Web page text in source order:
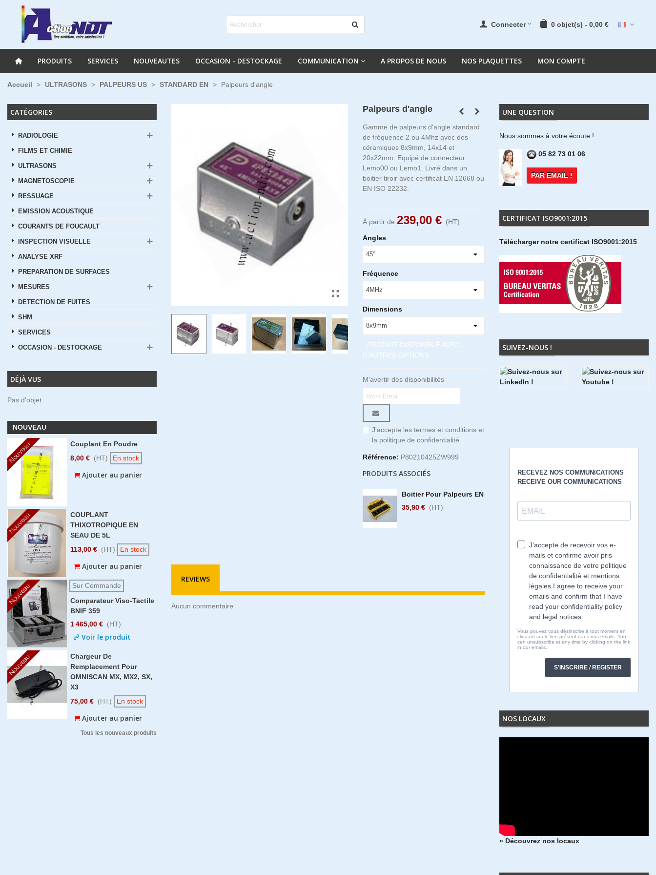
Connecter 0 objet(s) - 0,00 €
PRODUITS SERVICES NOUVEAUTES OCCASION - DESTOCKAGE COMMUNICATION A PROPOS DE NOUS NOS PLAQUETTES MON COMPTE
Accueil > ULTRASONS > PALPEURS US > STANDARD EN > Palpeurs d'angle
CATÉGORIES
RADIOLOGIE
FILMS ET CHIMIE
ULTRASONS
MAGNETOSCOPIE
RESSUAGE
EMISSION ACOUSTIQUE
COURANTS DE FOUCAULT
INSPECTION VISUELLE
ANALYSE XRF
PREPARATION DE SURFACES
MESURES
DETECTION DE FUITES
SHM
SERVICES
OCCASION - DESTOCKAGE
DÉJÀ VUS
Pas d'objet
NOUVEAU
Nouveau
Couplant En Poudre
8,00 € (HT) En stock
Ajouter au panier
Nouveau
COUPLANT
THIXOTROPIQUE EN
SEAU DE 5L
113,00 € (HT) En stock
Ajouter au panier
Nouveau
Sur Commande
Comparateur Viso-Tactile
BNIF 359
1 465,00 € (HT)
Voir le produit
Nouveau
Chargeur De
Remplacement Pour
OMNISCAN MX, MX2, SX,
X3
75,00 € (HT) En stock
Ajouter au panier
Tous les nouveaux produits
UNE QUESTION
Nous sommes à votre écoute !
05 82 73 01 06
PAR EMAIL !
CERTIFICAT ISO9001:2015
Télécharger notre certificat ISO9001:2015
SUIVEZ-NOUS !
NOS LOCAUX
» Découvrez nos locaux
Palpeurs d'angle
Gamme de palpeurs d'angle standard
de fréquence 2 ou 4Mhz avec des
céramiques 8x9mm, 14x14 et
20x22mm. Equipé de connecteur
Lemo00 ou Lemo1. Livré dans un
boitier tiroir avec certificat EN 12668 ou
EN ISO 22232.
À partir de 239,00 € (HT)
Angles
Fréquence
Dimensions
PRODUIT DISPONIBLE AVEC
D'AUTRES OPTIONS
M'avertir des disponibilités
J'accepte les termes et conditions et
la politique de confidentialité
Référence: P80210425ZW999
PRODUITS ASSOCIÉS
Boitier Pour Palpeurs EN
35,90 € (HT)
REVIEWS
Aucun commentaire